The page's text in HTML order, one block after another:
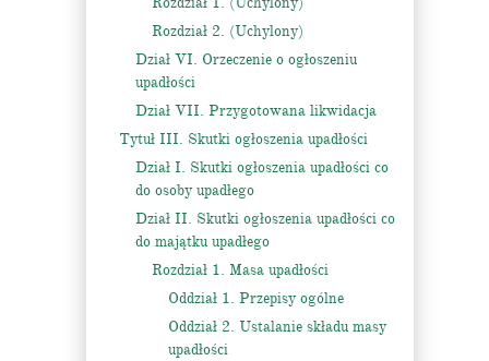
Rozdział 2. (Uchylony)
Dział VI. Orzeczenie o ogłoszeniu
upadłości
Dział VII. Przygotowana likwidacja
Tytuł III. Skutki ogłoszenia upadłości
Dział I. Skutki ogłoszenia upadłości co
do osoby upadłego
Dział II. Skutki ogłoszenia upadłości co
do majątku upadłego
Rozdział 1. Masa upadłości
Oddział 1. Przepisy ogólne
Oddział 2. Ustalanie składu masy
upadłości